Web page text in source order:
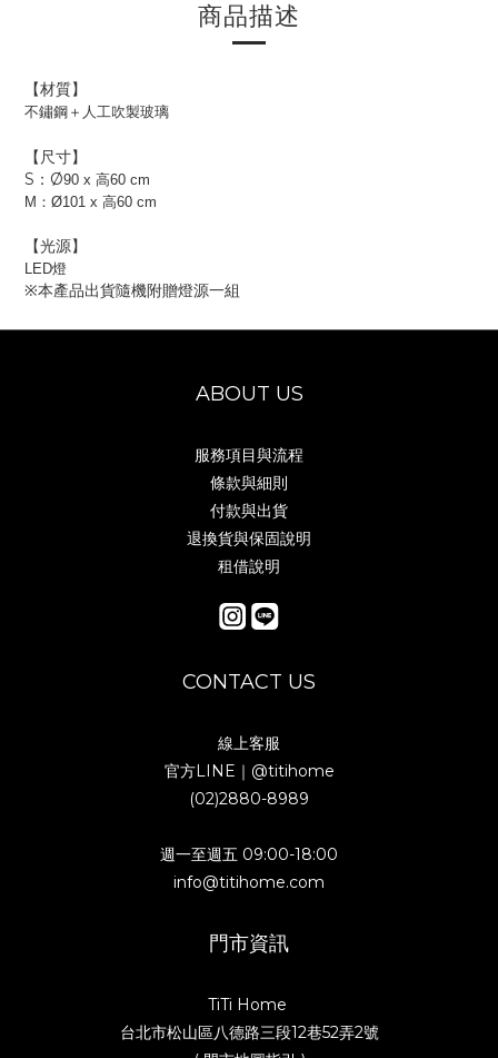
商品描述
【材質】
不鏽鋼＋人工吹製玻璃
【尺寸】
S ： Ø90 x 高60 cm
M： Ø101 x 高60 cm
【光源】
LED燈
※本產品出貨隨機附贈燈源一組
ABOUT US
服務項目與流程
條款與細則
付款與出貨
退換貨與保固說明
租借說明
CONTACT US
線上客服
官方LINE｜ @titihome
(02)2880-8989
週一至週五 09:00-18:00
info@titihome.com
門市資訊
TiTi Home
台北市松山區八德路三段12巷52弄2號